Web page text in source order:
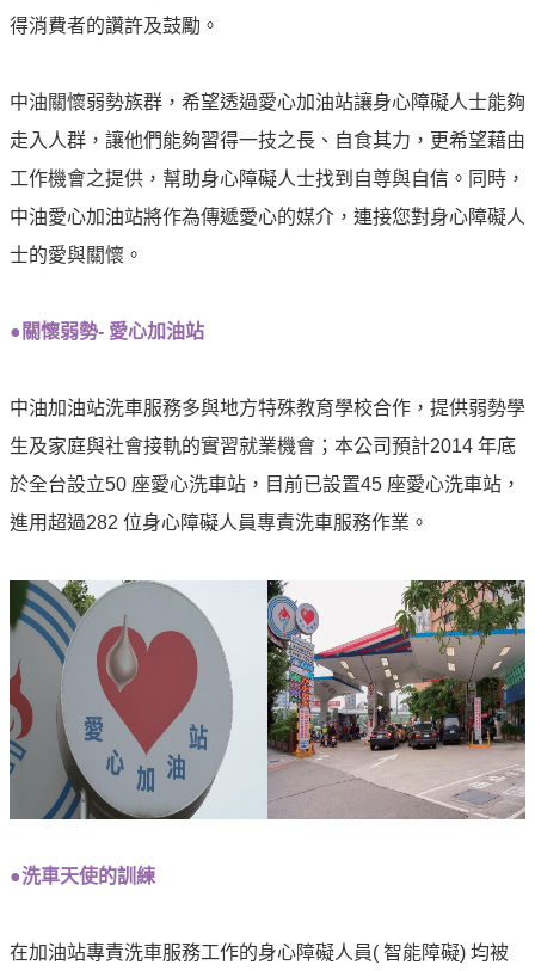
關
懷
永
續
供
應
鏈
最
息
動
專
區
首
頁
網
站
導
覽
意
信
常
得消費者的讚許及鼓勵。
中油關懷弱勢族群，希望透過愛心加油站讓身心障礙人士能夠
走入人群，讓他們能夠習得一技之長、自食其力，更希望藉由
工作機會之提供，幫助身心障礙人士找到自尊與自信。同時，
中油愛心加油站將作為傳遞愛心的媒介，連接您對身心障礙人
士的愛與關懷。
●關懷弱勢- 愛心加油站
中油加油站洗車服務多與地方特殊教育學校合作，提供弱勢學
生及家庭與社會接軌的實習就業機會；本公司預計2014 年底
於全台設立50 座愛心洗車站，目前已設置45 座愛心洗車站，
進用超過282 位身心障礙人員專責洗車服務作業。
●洗車天使的訓練
在加油站專責洗車服務工作的身心障礙人員( 智能障礙) 均被